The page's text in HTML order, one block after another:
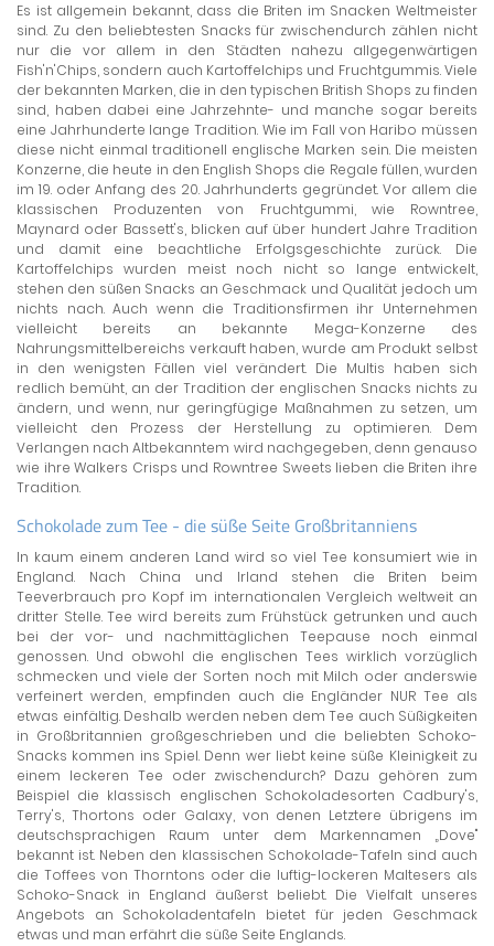
Es ist allgemein bekannt, dass die Briten im Snacken Weltmeister
sind. Zu den beliebtesten Snacks für zwischendurch zählen nicht
nur die vor allem in den Städten nahezu allgegenwärtigen
Fish'n'Chips, sondern auch Kartoffelchips und Fruchtgummis. Viele
der bekannten Marken, die in den typischen British Shops zu finden
sind, haben dabei eine Jahrzehnte- und manche sogar bereits
eine Jahrhunderte lange Tradition. Wie im Fall von Haribo müssen
diese nicht einmal traditionell englische Marken sein. Die meisten
Konzerne, die heute in den English Shops die Regale füllen, wurden
im 19. oder Anfang des 20. Jahrhunderts gegründet. Vor allem die
klassischen Produzenten von Fruchtgummi, wie Rowntree,
Maynard oder Bassett's, blicken auf über hundert Jahre Tradition
und damit eine beachtliche Erfolgsgeschichte zurück. Die
Kartoffelchips wurden meist noch nicht so lange entwickelt,
stehen den süßen Snacks an Geschmack und Qualität jedoch um
nichts nach. Auch wenn die Traditionsfirmen ihr Unternehmen
vielleicht bereits an bekannte Mega-Konzerne des
Nahrungsmittelbereichs verkauft haben, wurde am Produkt selbst
in den wenigsten Fällen viel verändert. Die Multis haben sich
redlich bemüht, an der Tradition der englischen Snacks nichts zu
ändern, und wenn, nur geringfügige Maßnahmen zu setzen, um
vielleicht den Prozess der Herstellung zu optimieren. Dem
Verlangen nach Altbekanntem wird nachgegeben, denn genauso
wie ihre Walkers Crisps und Rowntree Sweets lieben die Briten ihre
Tradition.
Schokolade zum Tee - die süße Seite Großbritanniens
In kaum einem anderen Land wird so viel Tee konsumiert wie in
England. Nach China und Irland stehen die Briten beim
Teeverbrauch pro Kopf im internationalen Vergleich weltweit an
dritter Stelle. Tee wird bereits zum Frühstück getrunken und auch
bei der vor- und nachmittäglichen Teepause noch einmal
genossen. Und obwohl die englischen Tees wirklich vorzüglich
schmecken und viele der Sorten noch mit Milch oder anderswie
verfeinert werden, empfinden auch die Engländer NUR Tee als
etwas einfältig. Deshalb werden neben dem Tee auch Süßigkeiten
in Großbritannien großgeschrieben und die beliebten Schoko-
Snacks kommen ins Spiel. Denn wer liebt keine süße Kleinigkeit zu
einem leckeren Tee oder zwischendurch? Dazu gehören zum
Beispiel die klassisch englischen Schokoladesorten Cadbury's,
Terry's, Thortons oder Galaxy, von denen Letztere übrigens im
deutschsprachigen Raum unter dem Markennamen „Dove"
bekannt ist. Neben den klassischen Schokolade-Tafeln sind auch
die Toffees von Thorntons oder die luftig-lockeren Maltesers als
Schoko-Snack in England äußerst beliebt. Die Vielfalt unseres
Angebots an Schokoladentafeln bietet für jeden Geschmack
etwas und man erfährt die süße Seite Englands.